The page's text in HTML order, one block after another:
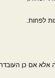
אלא אם כן